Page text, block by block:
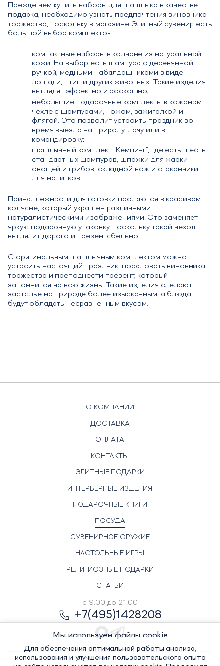
Прежде чем купить наборы для шашлыка в качестве
подарка, необходимо узнать предпочтения виновника
торжества, поскольку в магазине Элитный сувенир есть
большой выбор комплектов:
компактные наборы в колчане из натуральной
кожи. На выбор есть шампура с деревянной
ручкой, медными набалдашниками в виде
лошади, птиц и других животных. Такие изделия
выглядят эффектно и роскошно;
небольшие подарочные комплекты в кожаном
чехле с шампурами, ножом, зажигалкой и
флягой. Это позволит устроить праздник во
время выезда на природу, дачу или в
командировку;
шашлычный комплект “Кемпинг”, где есть шесть
стандартных шампуров, шпажки для жарки
овощей и грибов, складной нож и стаканчики
для напитков.
Принадлежности для готовки продаются в красивом
колчане, который украшен различными
натуралистическими изображениями. Это заменяет
яркую подарочную упаковку, поскольку такой чехол
выглядит дорого и презентабельно.
С оригинальным шашлычным комплектом можно
устроить настоящий праздник, порадовать виновника
торжества и преподнести презент, который
запомнится на всю жизнь. Такие изделия сделают
застолье на природе более изысканным, а блюда
будут обладать несравненным вкусом.
О КОМПАНИИ
ДОСТАВКА
ОПЛАТА
КОНТАКТЫ
ЭЛИТНЫЕ ПОДАРКИ
ИНТЕРЬЕРНЫЕ ИЗДЕЛИЯ
ПОДАРОЧНЫЕ КНИГИ
ПОСУДА
СУВЕНИРНОЕ ОРУЖИЕ
НАСТОЛЬНЫЕ ИГРЫ
РЕЛИГИОЗНЫЕ ПОДАРКИ
СТАТЬИ
с 9.00 до 21.00
+7(495)1428208
Мы используем файлы cookie
Для обеспечения оптимальной работы анализа,
использования и улучшения пользовательского опыта